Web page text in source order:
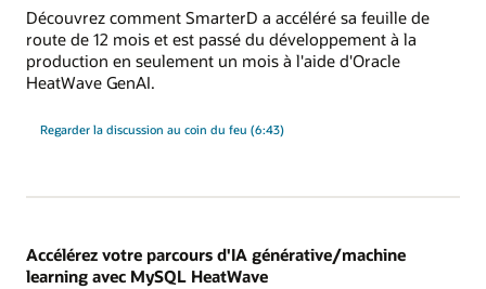
Découvrez comment SmarterD a accéléré sa feuille de
route de 12 mois et est passé du développement à la
production en seulement un mois à l'aide d'Oracle
HeatWave GenAI.
Regarder la discussion au coin du feu (6:43)
Accélérez votre parcours d'IA générative/machine
learning avec MySQL HeatWave